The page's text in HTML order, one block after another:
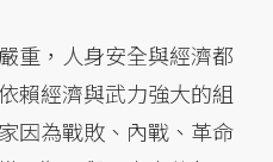
重，人身安全與經濟都
賴經濟與武力強大的組
因為戰敗、內戰、革命